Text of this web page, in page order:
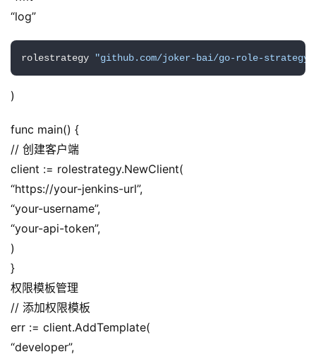
“log”
rolestrategy "github.com/joker-bai/go-role-strategy-
)
func main() {
// 创建客户端
client := rolestrategy.NewClient(
“https://your-jenkins-url”,
“your-username”,
“your-api-token”,
)
}
权限模板管理
// 添加权限模板
err := client.AddTemplate(
“developer”,